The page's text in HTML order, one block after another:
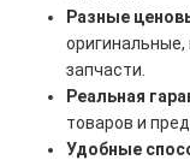
Разные
запчасти.
Реальная
товаров и
Удобные